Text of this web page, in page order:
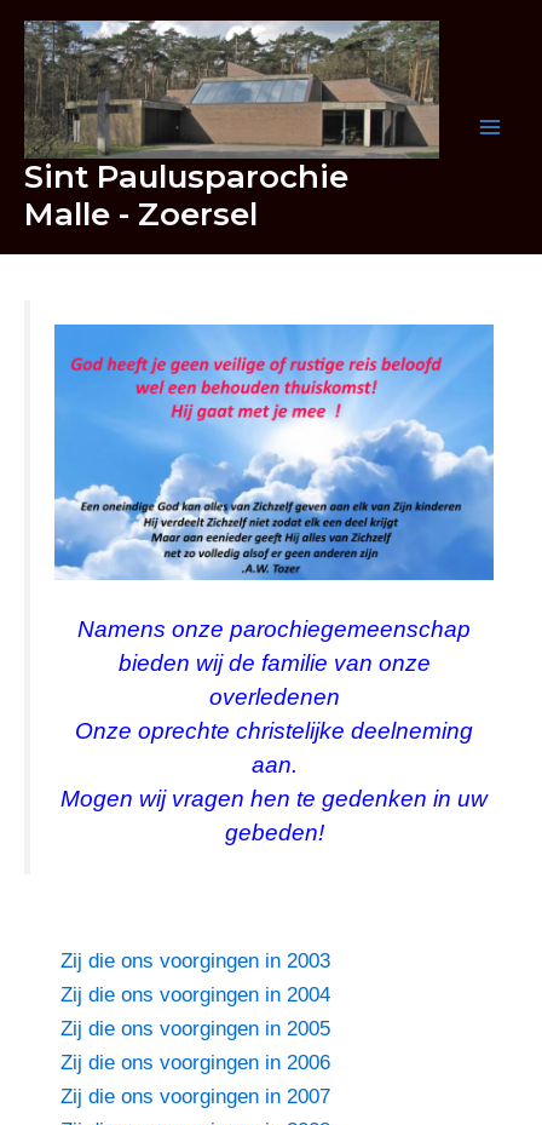
Ga
naar
inhoud
Sint Paulusparochie
Malle - Zoersel
Namens onze parochiegemeenschap
bieden wij de familie van onze
overledenen
Onze oprechte christelijke deelneming
aan.
Mogen wij vragen hen te gedenken in uw
gebeden!
Zij die ons voorgingen in 2003
Zij die ons voorgingen in 2004
Zij die ons voorgingen in 2005
Zij die ons voorgingen in 2006
Zij die ons voorgingen in 2007